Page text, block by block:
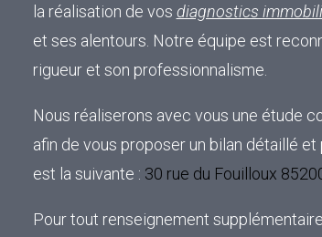
la réalisation de vos diagnostics
et ses alentours. Notre équipe est
rigueur et son professionnalisme.
Nous réaliserons avec vous une étude
afin de vous proposer un bilan détaillé
est la suivante : 30 rue du Fouilloux
Pour tout renseignement